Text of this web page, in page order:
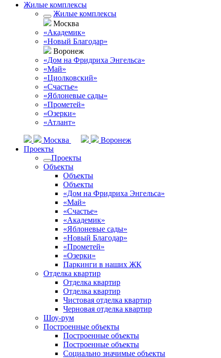
Жилые комплексы
Жилые комплексы
Москва
«Академик»
«Новый Благодар»
Воронеж
«Дом на Фридриха Энгельса»
«Май»
«Циолковский»
«Счастье»
«Яблоневые сады»
«Прометей»
«Озерки»
«Атлант»
Москва
Воронеж
Проекты
Проекты
Объекты
Объекты
Объекты
«Дом на Фридриха Энгельса»
«Май»
«Счастье»
«Академик»
«Яблоневые сады»
«Новый Благодар»
«Прометей»
«Озерки»
Паркинги в наших ЖК
Отделка квартир
Отделка квартир
Отделка квартир
Чистовая отделка квартир
Черновая отделка квартир
Шоу-рум
Построенные объекты
Построенные объекты
Построенные объекты
Социально значимые объекты